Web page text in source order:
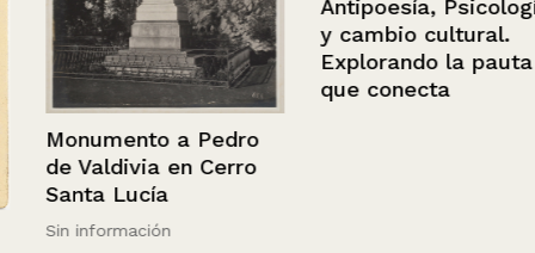
Monumento a Pedro
de Valdivia en Cerro
Santa Lucía
Sin información
Antipoesía, Psicología
y cambio cultural.
Explorando la pauta
que conecta